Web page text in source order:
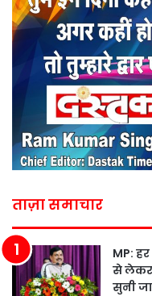
ताज़ा समाचार
MP:
से लेकर
सुनी